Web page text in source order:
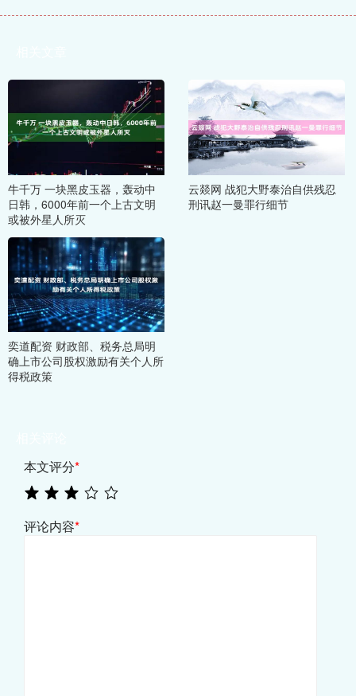
牛千万 一块黑皮玉器，轰动中
日韩，6000年前一个上古文明
或被外星人所灭
云燚网 战犯大野泰治自供残忍
刑讯赵一曼罪行细节
奕道配资 财政部、税务总局明
确上市公司股权激励有关个人所
得税政策
本文评分*
评论内容*